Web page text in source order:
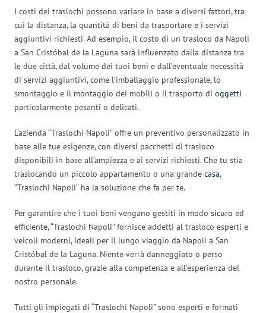
I costi dei traslochi possono variare in base a diversi fattori, tra
cui la distanza, la quantità di beni da trasportare e i servizi
aggiuntivi richiesti. Ad esempio, il costo di un trasloco da Napoli
a San Cristóbal de la Laguna sarà influenzato dalla distanza tra
le due città, dal volume dei tuoi beni e dall’eventuale necessità
di servizi aggiuntivi, come l’imballaggio professionale, lo
smontaggio e il montaggio dei mobili o il trasporto di oggetti
particolarmente pesanti o delicati.
L’azienda “Traslochi Napoli” offre un preventivo personalizzato in
base alle tue esigenze, con diversi pacchetti di trasloco
disponibili in base all’ampiezza e ai servizi richiesti. Che tu stia
traslocando un piccolo appartamento o una grande casa,
“Traslochi Napoli” ha la soluzione che fa per te.
Per garantire che i tuoi beni vengano gestiti in modo sicuro ed
efficiente, “Traslochi Napoli” fornisce addetti al trasloco esperti e
veicoli moderni, ideali per il lungo viaggio da Napoli a San
Cristóbal de la Laguna. Niente verrà danneggiato o perso
durante il trasloco, grazie alla competenza e all’esperienza del
nostro personale.
Tutti gli impiegati di “Traslochi Napoli” sono esperti e formati